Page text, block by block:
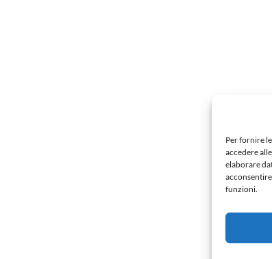
Per fornire
accedere
elaborare
funzioni.